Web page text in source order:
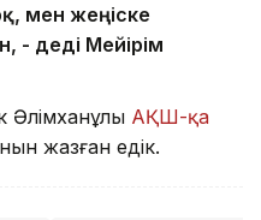
мен жеңіске
- деді Мейірім
Әлімханұлы АҚШ-қа
жазған едік.